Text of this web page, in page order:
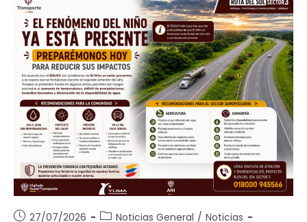
Publicación
27/07/2026 Categoría
Noticias General / Noticias